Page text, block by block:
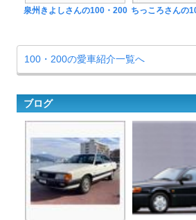
泉州きよしさんの100・200 ちっころさんの
100・200の愛車紹介一覧へ
ブログ